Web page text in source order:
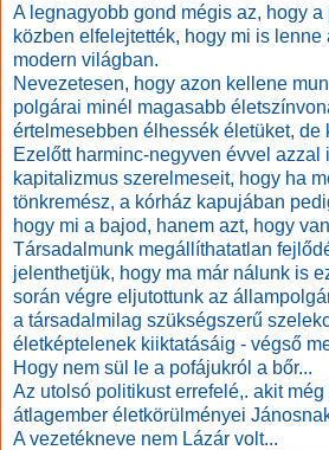
A legnagyobb gond mégis az, hogy
közben elfelejtették, hogy mi is lenne
modern világban.
Nevezetesen, hogy azon kellene
polgárai minél magasabb
értelmesebben élhessék életüket, de
Ezelőtt harminc-negyven évvel azzal
kapitalizmus szerelmeseit, hogy ha
tönkremész, a kórház kapujában
hogy mi a bajod, hanem azt, hogy
Társadalmunk megállíthatatlan
jelenthetjük, hogy ma már nálunk is
során végre eljutottunk az
a társadalmilag szükségszerű
életképtelenek kiiktatásáig - végső
Hogy nem sül le a pofájukról a bőr...
Az utolsó politikust errefelé,. akit
átlagember életkörülményei
A vezetékneve nem Lázár volt...